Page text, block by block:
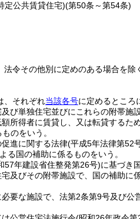
定公共賃貸住宅)(第50条～第54条)
令その他別に定めのある場合を除
、それぞれ当該各号に定めるところ
単独住宅並びにこれらの附帯施設
所得者に賃貸し、又は転貸するた
のをいう。
進に関する法律(平成5年法律第52
る国の補助に係るものをいう。
57年建設省住整発第26号)に基づき
びその附帯施設で、国の補助に係
な施設で、法第2条第9号及び公